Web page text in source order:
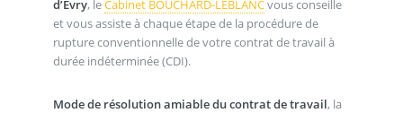
d’Evry, leCabinet BOUCHARD-LEBLANCvous conseille
et vous assiste à chaque étape de la procédure de
rupture conventionnelle de votre contrat de travail à
durée indéterminée (CDI).
Mode de résolution amiable du contrat de travail, la